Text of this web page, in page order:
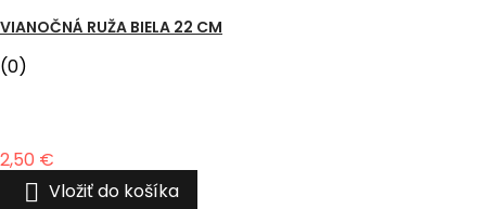
VIANOČNÁ RUŽA BIELA 22 CM
(0)
Cena
2,50 €
 Vložiť do košíka